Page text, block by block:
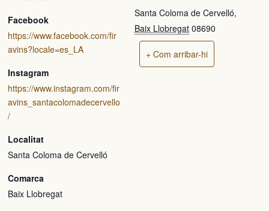
Santa Coloma de Cervelló,
Baix Llobregat 08690
+ Com arribar-hi
Facebook
https://www.facebook.com/fir
avins?locale=es_LA
Instagram
https://www.instagram.com/fir
avins_santacolomadecervello
/
Localitat
Santa Coloma de Cervelló
Comarca
Baix Llobregat